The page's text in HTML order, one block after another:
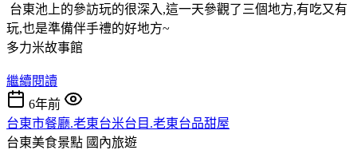
台東池上的參訪玩的很深入,這一天參觀了三個地方,有吃又有
玩,也是準備伴手禮的好地方~
多力米故事館
繼續閱讀
6年前
台東市餐廳.老東台米台目.老東台品甜屋
台東美食景點 國內旅遊